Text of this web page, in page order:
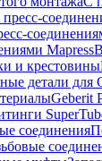
Mapress
и крестовины
детали для
Geberit
соединения